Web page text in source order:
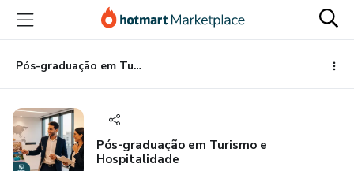
para
conteúdo
principal
para
pagamento
para
rodapé
Pós-graduação em Turismo e Hospitalidade
Pós-graduação em Turismo e
Hospitalidade